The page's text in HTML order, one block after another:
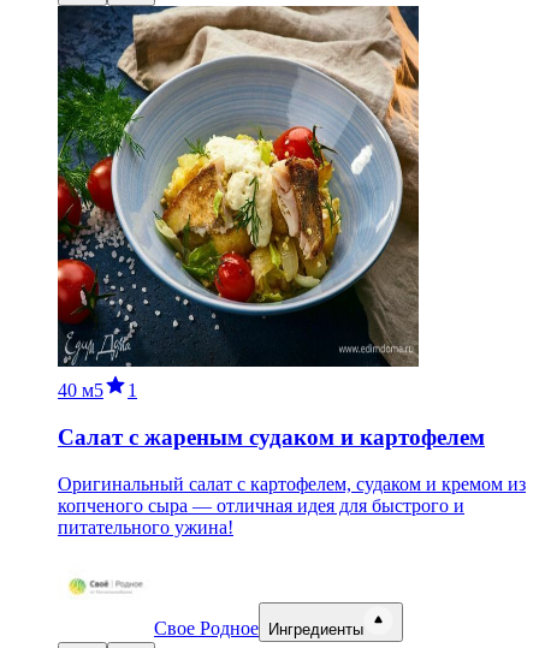
40 м5 1
Салат с жареным судаком и картофелем
Оригинальный салат с картофелем, судаком и кремом из
копченого сыра — отличная идея для быстрого и
питательного ужина!
Свое Родное Ингредиенты